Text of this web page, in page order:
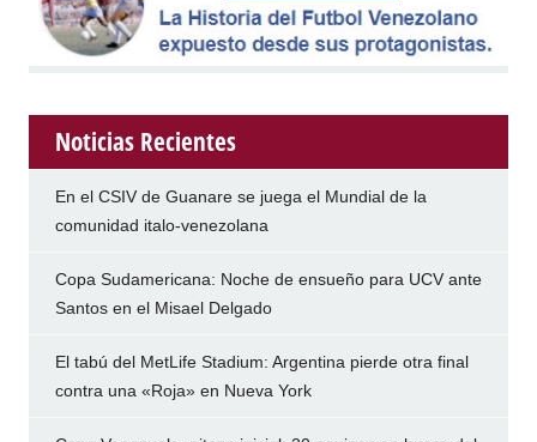
Noticias Recientes
En el CSIV de Guanare se juega el Mundial de la
comunidad italo-venezolana
Copa Sudamericana: Noche de ensueño para UCV ante
Santos en el Misael Delgado
El tabú del MetLife Stadium: Argentina pierde otra final
contra una «Roja» en Nueva York